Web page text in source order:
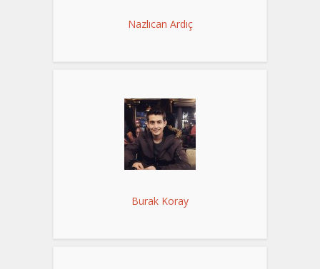
Nazlıcan Ardıç
Burak Koray